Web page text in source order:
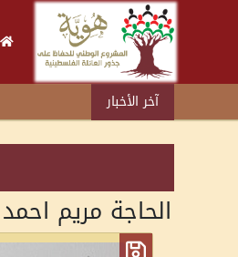
آخر الأخبار
الحاجة مريم احمد محمود